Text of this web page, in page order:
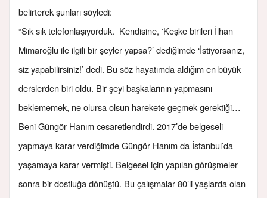
belirterek şunları söyledi:
“Sık sık telefonlaşıyorduk. Kendisine, ‘Keşke birileri İlhan
Mimaroğlu ile ilgili bir şeyler yapsa?’ dediğimde ‘İstiyorsanız,
siz yapabilirsiniz!’ dedi. Bu söz hayatımda aldığım en büyük
derslerden biri oldu. Bir şeyi başkalarının yapmasını
beklememek, ne olursa olsun harekete geçmek gerektiği…
Beni Güngör Hanım cesaretlendirdi. 2017’de belgeseli
yapmaya karar verdiğimde Güngör Hanım da İstanbul’da
yaşamaya karar vermişti. Belgesel için yapılan görüşmeler
sonra bir dostluğa dönüştü. Bu çalışmalar 80’li yaşlarda olan